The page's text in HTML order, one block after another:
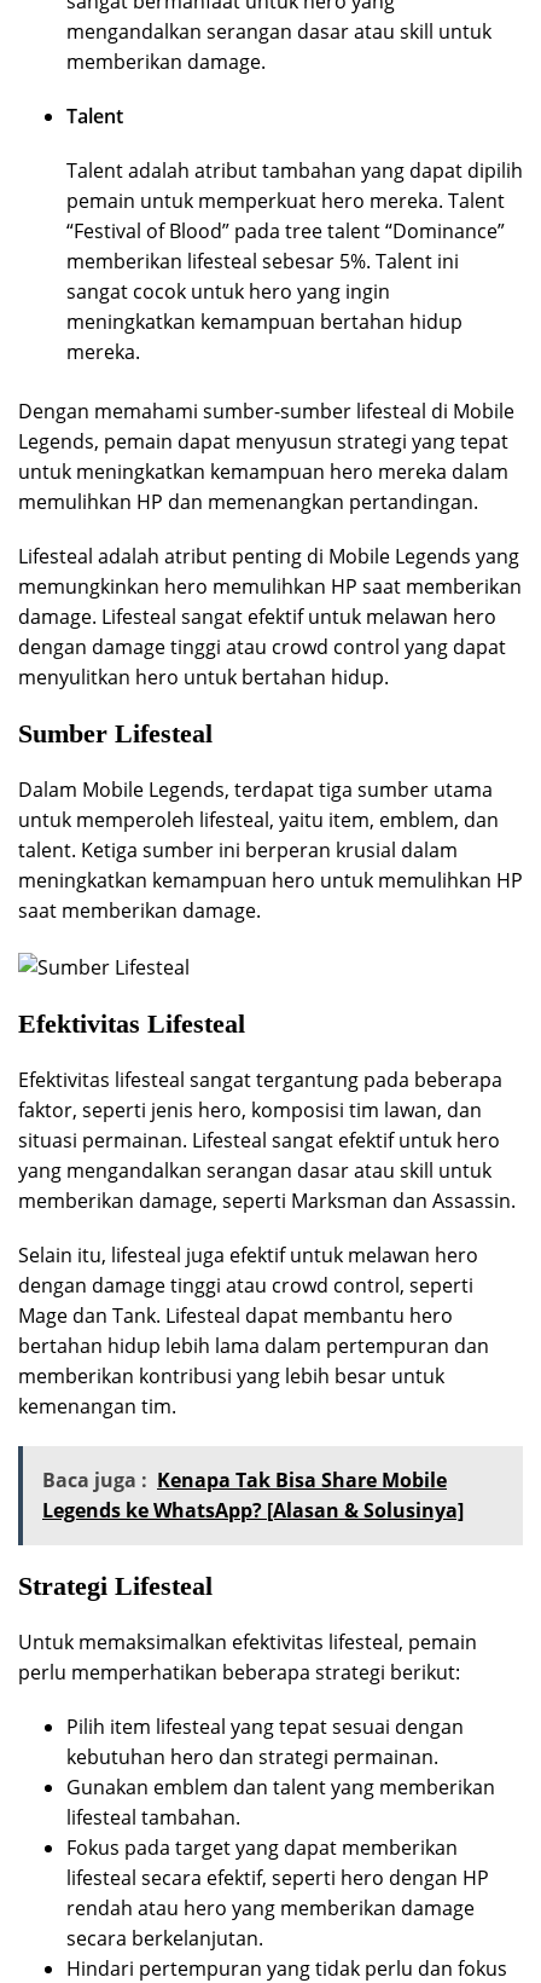
mengandalkan serangan dasar atau skill untuk
memberikan damage.
Talent
Talent adalah atribut tambahan yang dapat dipilih
pemain untuk memperkuat hero mereka. Talent
“Festival of Blood” pada tree talent “Dominance”
memberikan lifesteal sebesar 5%. Talent ini
sangat cocok untuk hero yang ingin
meningkatkan kemampuan bertahan hidup
mereka.
Dengan memahami sumber-sumber lifesteal di Mobile
Legends, pemain dapat menyusun strategi yang tepat
untuk meningkatkan kemampuan hero mereka dalam
memulihkan HP dan memenangkan pertandingan.
Lifesteal adalah atribut penting di Mobile Legends yang
memungkinkan hero memulihkan HP saat memberikan
damage. Lifesteal sangat efektif untuk melawan hero
dengan damage tinggi atau crowd control yang dapat
menyulitkan hero untuk bertahan hidup.
Sumber Lifesteal
Dalam Mobile Legends, terdapat tiga sumber utama
untuk memperoleh lifesteal, yaitu item, emblem, dan
talent. Ketiga sumber ini berperan krusial dalam
meningkatkan kemampuan hero untuk memulihkan HP
saat memberikan damage.
Efektivitas Lifesteal
Efektivitas lifesteal sangat tergantung pada beberapa
faktor, seperti jenis hero, komposisi tim lawan, dan
situasi permainan. Lifesteal sangat efektif untuk hero
yang mengandalkan serangan dasar atau skill untuk
memberikan damage, seperti Marksman dan Assassin.
Selain itu, lifesteal juga efektif untuk melawan hero
dengan damage tinggi atau crowd control, seperti
Mage dan Tank. Lifesteal dapat membantu hero
bertahan hidup lebih lama dalam pertempuran dan
memberikan kontribusi yang lebih besar untuk
kemenangan tim.
Baca juga : Kenapa Tak Bisa Share Mobile
Legends ke WhatsApp? [Alasan & Solusinya]
Strategi Lifesteal
Untuk memaksimalkan efektivitas lifesteal, pemain
perlu memperhatikan beberapa strategi berikut:
Pilih item lifesteal yang tepat sesuai dengan
kebutuhan hero dan strategi permainan.
Gunakan emblem dan talent yang memberikan
lifesteal tambahan.
Fokus pada target yang dapat memberikan
lifesteal secara efektif, seperti hero dengan HP
rendah atau hero yang memberikan damage
secara berkelanjutan.
Hindari pertempuran yang tidak perlu dan fokus